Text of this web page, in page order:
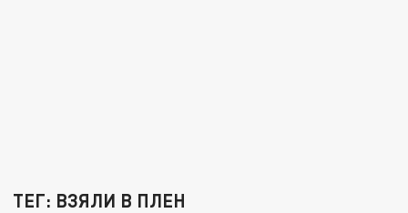
ТЕГ: ВЗЯЛИ В ПЛЕН